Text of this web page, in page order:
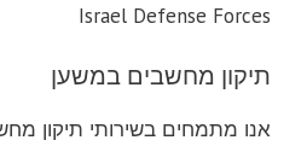
Israel Defense Forces
תיקון מחשבים במשען
אנו מתמחים בשירותי תיקון